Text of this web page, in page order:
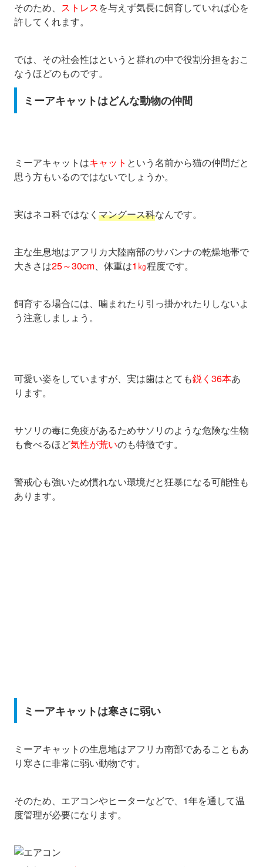
そのため、 ストレスを与えず気長に飼育していれば心を
許してくれます。
では、その社会性はというと群れの中で役割分担をおこ
なうほどのものです。
ミーアキャットはどんな動物の仲間
ミーアキャットはキャット という名前から猫の仲間だと
思う方もいるのではないでしょうか。
実はネコ科ではなく マングース科なんです。
主な生息地はアフリカ大陸南部のサバンナの乾燥地帯で
大きさは25～30cm、体重は1㎏程度です。
飼育する場合には、噛まれたり引っ掛かれたりしないよ
う注意しましょう。
可愛い姿をしていますが、実は歯はとても鋭く36本あ
ります。
サソリの毒に免疫があるためサソリのような危険な生物
も食べるほど気性が荒いのも特徴です。
警戒心も強いため慣れない環境だと狂暴になる可能性も
あります。
ミーアキャットは寒さに弱い
ミーアキャットの生息地はアフリカ南部であることもあ
り寒さに非常に弱い動物です。
そのため、エアコンやヒーターなどで、1年を通して温
度管理が必要になります。